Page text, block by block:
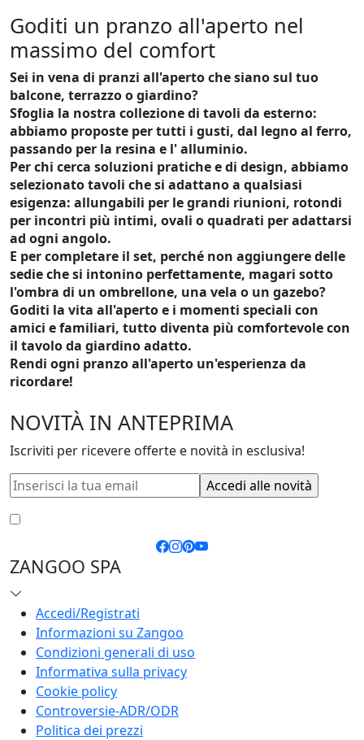
Goditi un pranzo all'aperto nel
massimo del comfort
Sei in vena di pranzi all'aperto che siano sul tuo
balcone, terrazzo o giardino?
Sfoglia la nostra collezione di tavoli da esterno:
abbiamo proposte per tutti i gusti, dal legno al ferro,
passando per la resina e l' alluminio.
Per chi cerca soluzioni pratiche e di design, abbiamo
selezionato tavoli che si adattano a qualsiasi
esigenza: allungabili per le grandi riunioni, rotondi
per incontri più intimi, ovali o quadrati per adattarsi
ad ogni angolo.
E per completare il set, perché non aggiungere delle
sedie che si intonino perfettamente, magari sotto
l'ombra di un ombrellone, una vela o un gazebo?
Goditi la vita all'aperto e i momenti speciali con
amici e familiari, tutto diventa più comfortevole con
il tavolo da giardino adatto.
Rendi ogni pranzo all'aperto un'esperienza da
ricordare!
NOVITÀ IN ANTEPRIMA
Iscriviti per ricevere offerte e novità in esclusiva!
ZANGOO SPA
Accedi/Registrati
Informazioni su Zangoo
Condizioni generali di uso
Informativa sulla privacy
Cookie policy
Controversie-ADR/ODR
Politica dei prezzi